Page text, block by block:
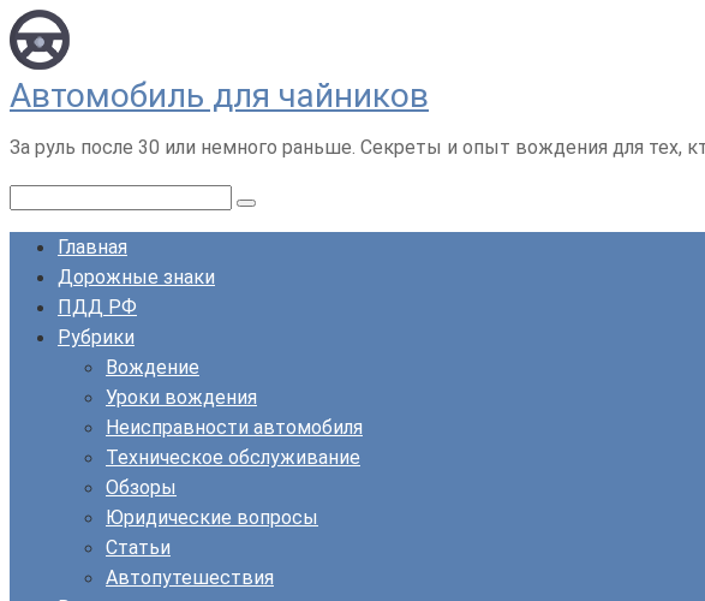
Перейти
к
контенту
Автомобиль для чайников
За руль после 30 или немного раньше. Секреты и опыт вождения для тех,
Главная
Дорожные знаки
ПДД РФ
Рубрики
Вождение
Уроки вождения
Неисправности автомобиля
Техническое обслуживание
Обзоры
Юридические вопросы
Статьи
Автопутешествия